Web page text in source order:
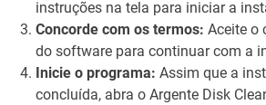
instruções na tela para iniciar a
Concorde com os termos: Aceite o
do software para continuar com a
Inicie o programa: Assim que a
concluída, abra o Argente Disk